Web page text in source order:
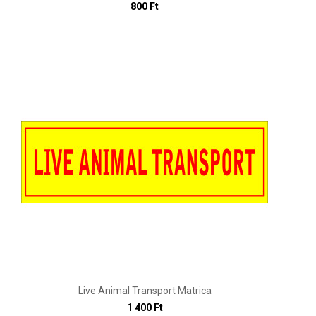
800 Ft
Live Animal Transport Matrica
1 400 Ft